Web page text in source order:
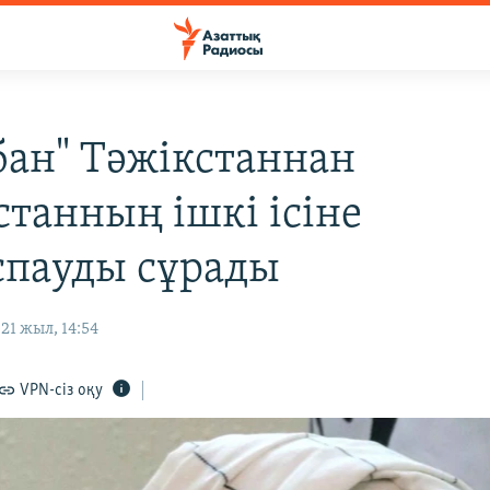
Тәжікстаннан
ішкі ісіне
сұрады
жыл, 14:54
VPN-сіз оқу